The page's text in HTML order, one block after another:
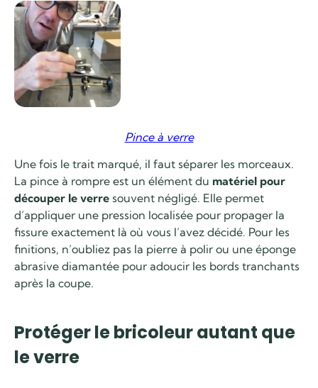
Pince à verre
Une fois le trait marqué, il faut séparer les morceaux.
La pince à rompre est un élément du matériel pour
découper le verre souvent négligé. Elle permet
d’appliquer une pression localisée pour propager la
fissure exactement là où vous l’avez décidé. Pour les
finitions, n’oubliez pas la pierre à polir ou une éponge
abrasive diamantée pour adoucir les bords tranchants
après la coupe.
Protéger le bricoleur autant que
le verre